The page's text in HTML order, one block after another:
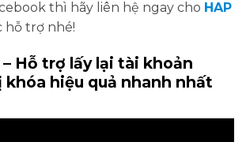
thì hãy liên hệ ngay cho HAP
hỗ trợ nhé!
– Hỗ trợ lấy lại tài khoản
khóa hiệu quả nhanh nhất